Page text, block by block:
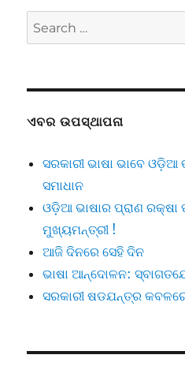
Search
for:
ଏବର ଉପସ୍ଥାପନା
ସରକାରୀ ଭାଷା ଭାବେ ଓଡ଼ିଆ
ସମାଧାନ
ଓଡ଼ିଆ ଭାଷାର ପ୍ରାଣ
ମୁଖ୍ୟମନ୍ତ୍ରୀ !
ଆଜି ଦିନରେ ସେହି ଦିନ
ଭାଷା ଆନ୍ଦୋଳନ:
ସରକାରୀ ଷଡଯନ୍ତ୍ର